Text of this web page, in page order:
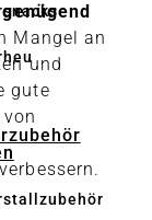
genügend
Mangel an
und
gute